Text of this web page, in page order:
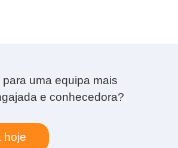
uma equipa mais
e conhecedora?
hoje